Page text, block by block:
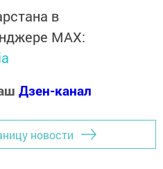
в
MАХ:
Дзен-канал
новости